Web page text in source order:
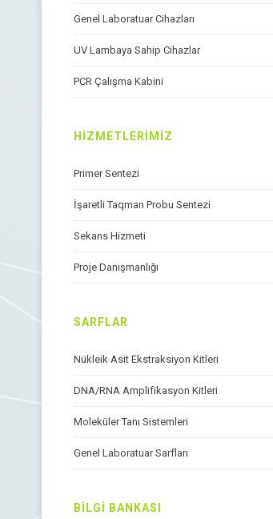
Genel Laboratuar Cihazları
UV Lambaya Sahip Cihazlar
PCR Çalışma Kabini
HIZMETLERIMIZ
Primer Sentezi
İşaretli Taqman Probu Sentezi
Sekans Hizmeti
Proje Danışmanlığı
SARFLAR
Nükleik Asit Ekstraksiyon Kitleri
DNA/RNA Amplifikasyon Kitleri
Moleküler Tanı Sistemleri
Genel Laboratuar Sarfları
BİLGİ BANKASI